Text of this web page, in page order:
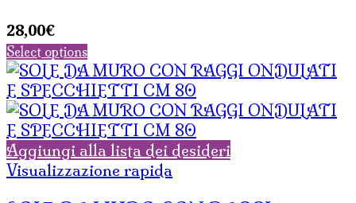
28,00€
Select options
Aggiungi alla lista dei desideri
Visualizzazione rapida